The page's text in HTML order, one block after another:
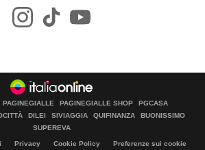
PAGINEGIALLE PAGINEGIALLE SHOP
PGCASA
DILEI SIVIAGGIA QUIFINANZA
BUONISSIMO
SUPEREVA
Privacy Cookie Policy Preferenze sui cookie